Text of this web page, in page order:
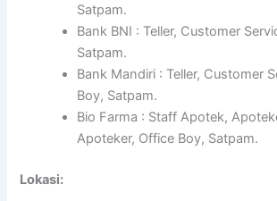
Satpam.
Bank BNI : Teller, Customer
Satpam.
Bank Mandiri : Teller, Customer
Boy, Satpam.
Bio Farma : Staff Apotek,
Apoteker, Office Boy, Satpam.
Lokasi: